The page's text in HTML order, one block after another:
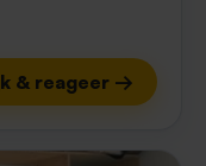
& reageer →